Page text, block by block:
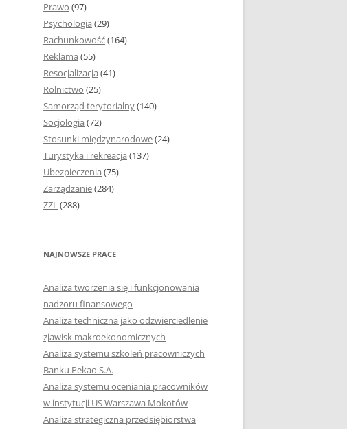
ROZDZIAŁY I PODROZDZIAŁY
ZAKOŃCZENIE PRACY
DYPLOMOWEJ
BIBLIOGRAFIA
SPIS RYSUNKÓW, TABEL I
ZAŁĄCZNIKÓW
TABELE, RYSUNKI ORAZ WYKRESY
KSIĄŻKI, KTÓRE POMOGĄ CI
NAPISAĆ PRACĘ DYPLOMOWĄ
JAK PRZYGOTOWAĆ SIĘ DO
USTNEGO EGZAMINU
DYPLOMOWEGO?
HIPOTEZY W PRACACH
DYPLOMOWYCH
Prawo (97)
Psychologia (29)
Rachunkowość(164)
Reklama (55)
Resocjalizacja (41)
Rolnictwo (25)
Samorząd terytorialny(140)
Socjologia (72)
Stosunki międzynarodowe(24)
Turystyka i rekreacja (137)
Ubezpieczenia (75)
Zarządzanie(284)
ZZL(288)
NAJNOWSZE PRACE
Analiza tworzenia się i funkcjonowania
nadzoru finansowego
Analiza techniczna jako odzwierciedlenie
zjawisk makroekonomicznych
Analiza systemu szkoleń pracowniczych
Banku Pekao S.A.
Analiza systemu oceniania pracowników
w instytucji US Warszawa Mokotów
Analiza strategiczna przedsiębiorstwa